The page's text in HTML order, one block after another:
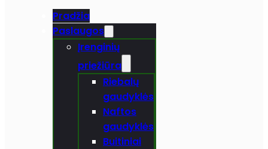
Pradžia
Paslaugos
Įrenginių
priežiūra
Riebalų
gaudyklės
Naftos
gaudyklės
Buitiniai